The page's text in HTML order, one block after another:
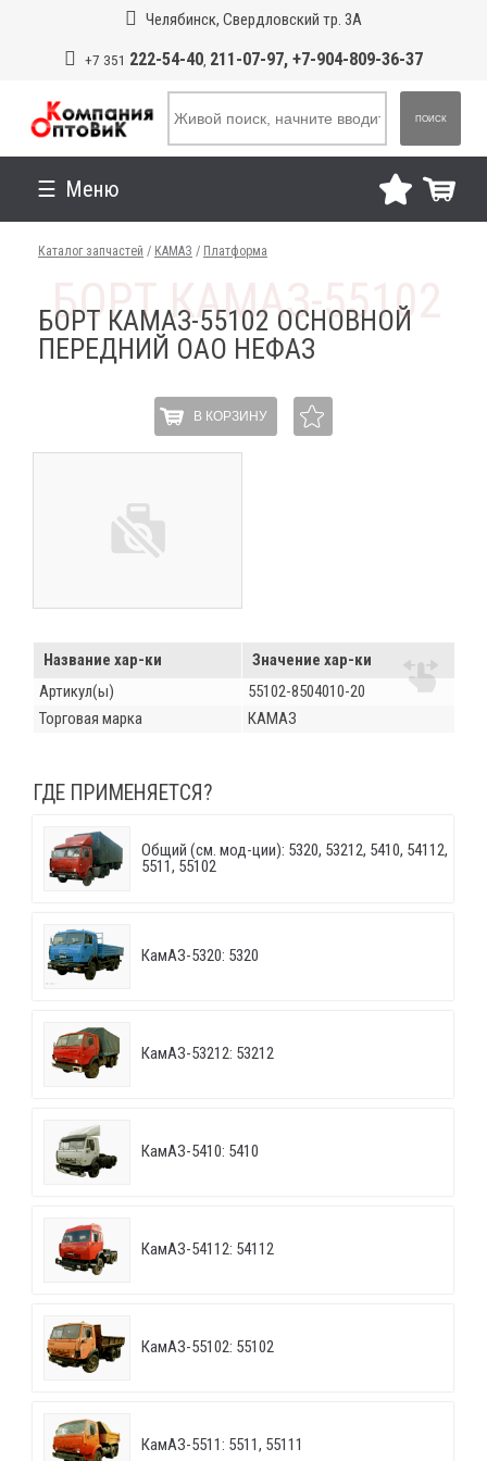
Челябинск, Свердловский тр. 3А
+7 351 222-54-40, 211-07-97, +7-904-809-36-37
ПОИСК
Меню
Каталог запчастей / КАМАЗ / Платформа
БОРТ КАМАЗ-55102 ОСНОВНОЙ
ПЕРЕДНИЙ ОАО НЕФАЗ
В КОРЗИНУ
Название хар-ки
Значение хар-ки
Артикул(ы)
55102-8504010-20
Торговая марка
КАМАЗ
ГДЕ ПРИМЕНЯЕТСЯ?
Общий (см. мод-ции): 5320, 53212, 5410, 54112,
5511, 55102
КамАЗ-5320: 5320
КамАЗ-53212: 53212
КамАЗ-5410: 5410
КамАЗ-54112: 54112
КамАЗ-55102: 55102
КамАЗ-5511: 5511, 55111